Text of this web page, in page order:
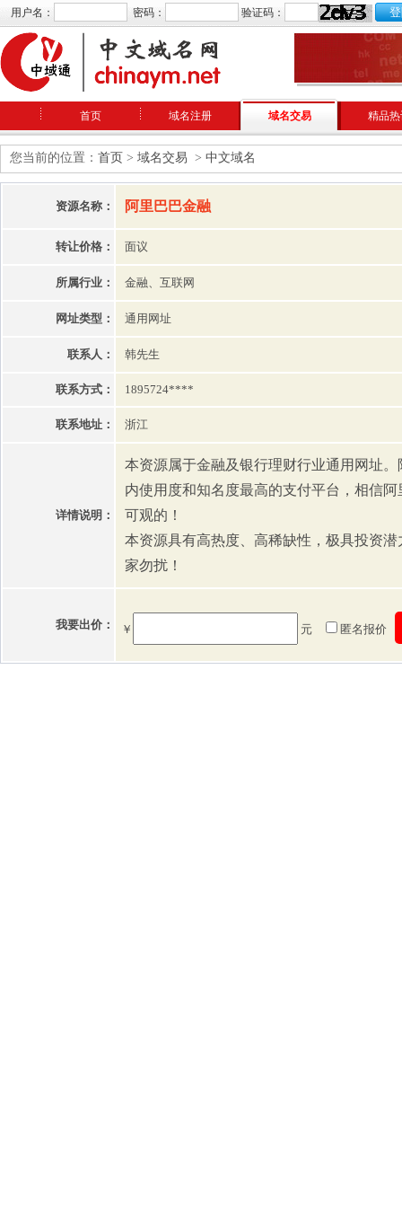
用户名： 密码： 验证码：
首页 域名注册 域名交易 精品
您当前的位置： 首页 > 域名交易 > 中文域名
资源名称： 阿里巴巴金融
转让价格： 面议
所属行业： 金融、互联网
网址类型： 通用网址
联系人： 韩先生
联系方式： 1895724****
联系地址： 浙江
详情说明：
本资源属于金融及银行理财行业通用网址
内使用度和知名度最高的支付平台，相信
可观的！
本资源具有高热度、高稀缺性，极具投资
家勿扰！
我要出价： ￥ 元 匿名报价